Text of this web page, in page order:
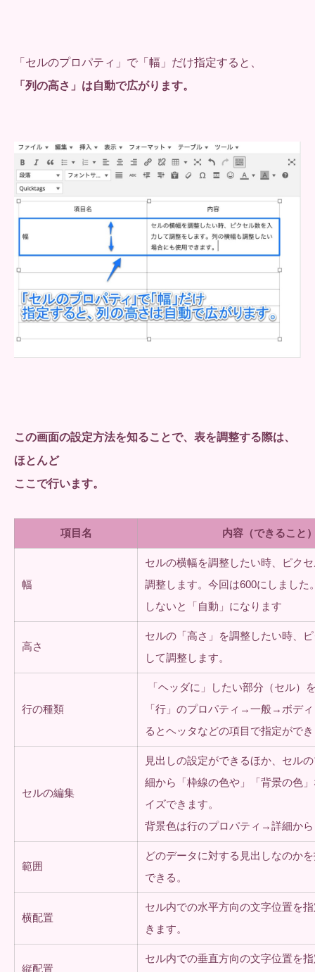
「セルのプロパティ」で「幅」だけ指定すると、
「列の高さ」は自動で広がります。
この画面の設定方法を知ることで、表を調整する際は、
ほとんど
ここで行います。
項目名 内容（できること
幅
セルの横幅を調整したい時、ピク
調整します。今回は600にしました
しないと「自動」になります
高さ
セルの「高さ」を調整したい時、
して調整します。
行の種類
「ヘッダに」したい部分（セル）
「行」のプロパティ→一般→ボデ
るとヘッタなどの項目で指定がで
セルの編集
見出しの設定ができるほか、セル
細から「枠線の色や」「背景の色
イズできます。
背景色は行のプロパティ→詳細か
範囲
どのデータに対する見出しなのか
できる。
横配置
セル内での水平方向の文字位置を
きます。
縦配置
セル内での垂直方向の文字位置を